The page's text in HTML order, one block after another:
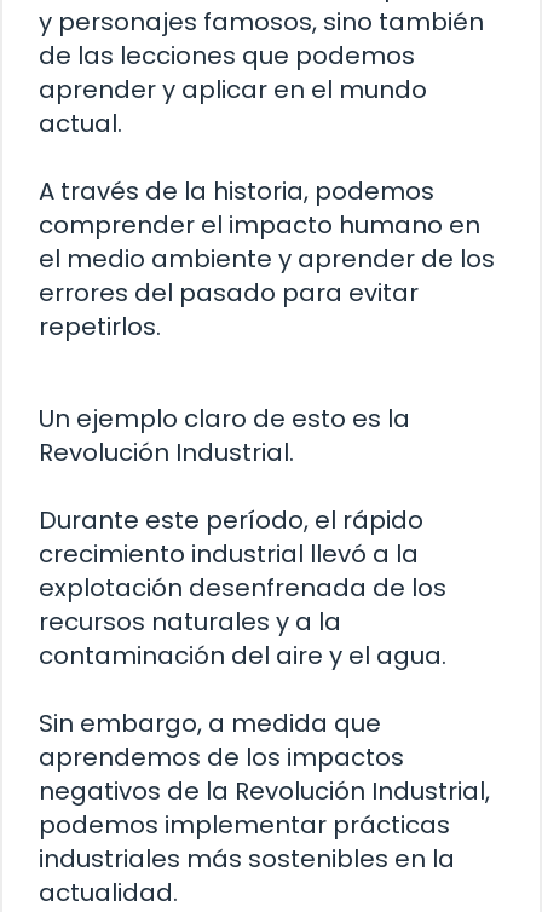
y personajes famosos, sino también
de las lecciones que podemos
aprender y aplicar en el mundo
actual.
A través de la historia, podemos
comprender el impacto humano en
el medio ambiente y aprender de los
errores del pasado para evitar
repetirlos.
Un ejemplo claro de esto es la
Revolución Industrial.
Durante este período, el rápido
crecimiento industrial llevó a la
explotación desenfrenada de los
recursos naturales y a la
contaminación del aire y el agua.
Sin embargo, a medida que
aprendemos de los impactos
negativos de la Revolución Industrial,
podemos implementar prácticas
industriales más sostenibles en la
actualidad.